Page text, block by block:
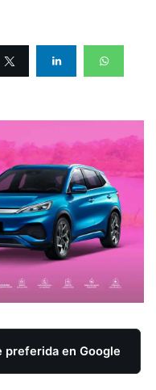
preferida en Google